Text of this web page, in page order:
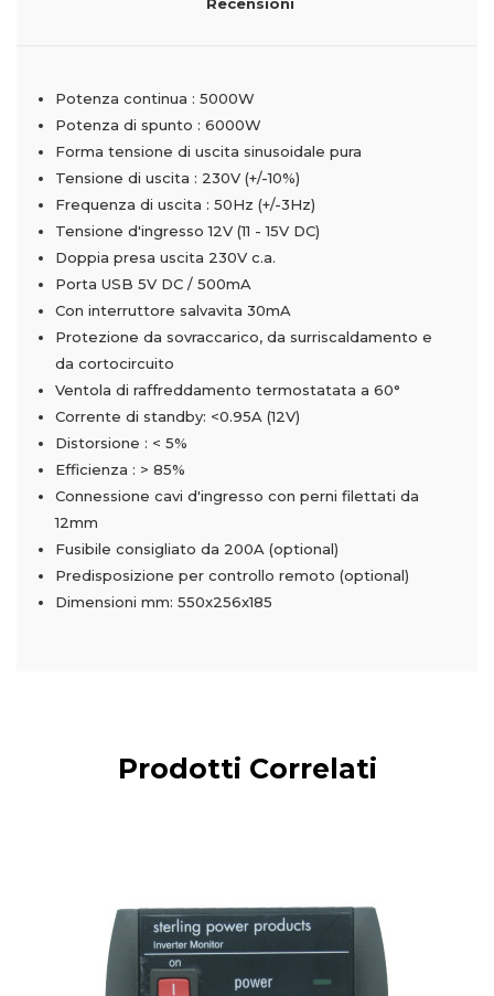
Potenza continua : 5000W
Potenza di spunto : 6000W
Forma tensione di uscita sinusoidale pura
Tensione di uscita : 230V (+/-10%)
Frequenza di uscita : 50Hz (+/-3Hz)
Tensione d'ingresso 12V (11 - 15V DC)
Doppia presa uscita 230V c.a.
Porta USB 5V DC / 500mA
Con interruttore salvavita 30mA
Protezione da sovraccarico, da surriscaldamento e
da cortocircuito
Ventola di raffreddamento termostatata a 60°
Corrente di standby: <0.95A (12V)
Distorsione : < 5%
Efficienza : > 85%
Connessione cavi d'ingresso con perni filettati da
12mm
Fusibile consigliato da 200A (optional)
Predisposizione per controllo remoto (optional)
Dimensioni mm: 550x256x185
Prodotti Correlati